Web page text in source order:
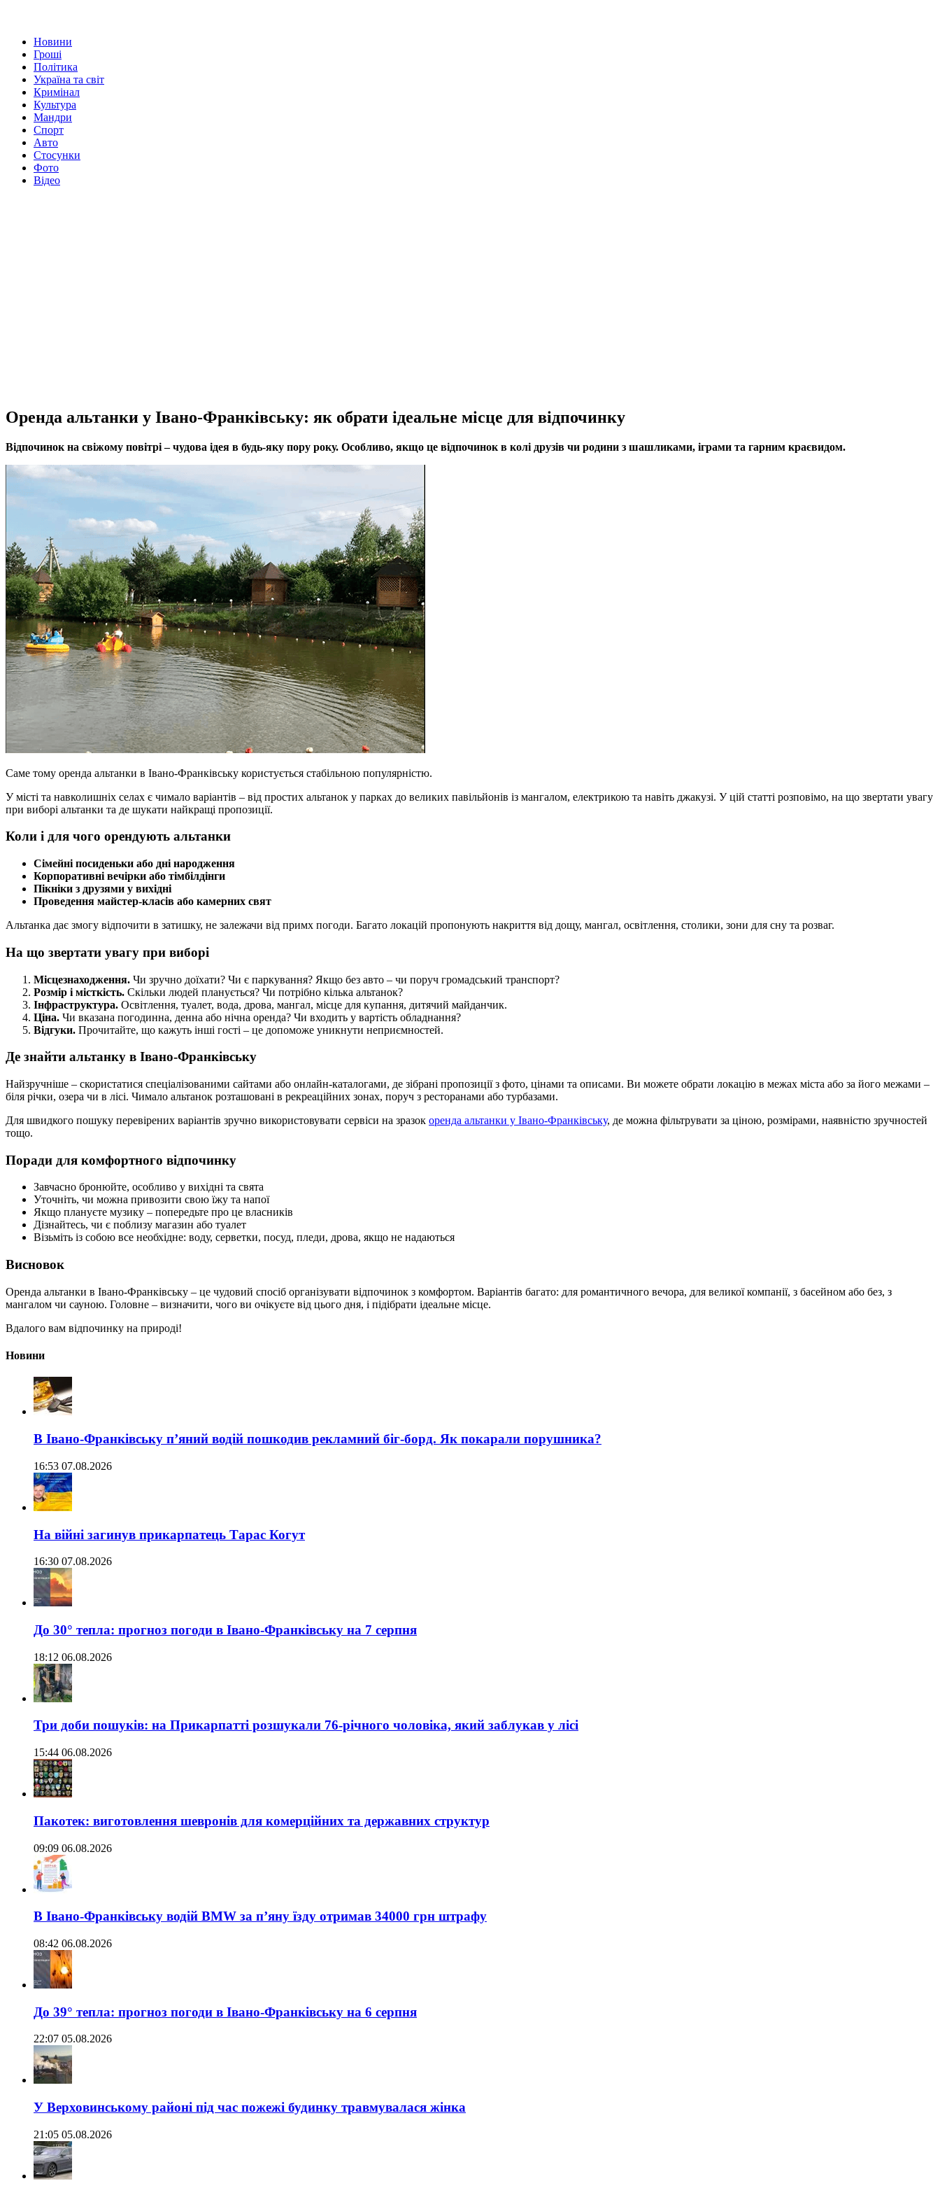
Новини
Гроші
Політика
Україна та світ
Кримінал
Культура
Мандри
Спорт
Авто
Стосунки
Фото
Відео
Оренда альтанки у Івано-Франківську: як обрати ідеальне місце для відпочинку
Відпочинок на свіжому повітрі – чудова ідея в будь-яку пору року. Особливо, якщо це відпочинок в колі друзів чи родини з шашликами, іграми та гарним краєвидом.
Саме тому оренда альтанки в Івано-Франківську користується стабільною популярністю.
У місті та навколишніх селах є чимало варіантів – від простих альтанок у парках до великих павільйонів із мангалом, електрикою та навіть джакузі. У цій статті розповімо, на що звертати увагу
при виборі альтанки та де шукати найкращі пропозиції.
Коли і для чого орендують альтанки
Сімейні посиденьки або дні народження
Корпоративні вечірки або тімбілдінги
Пікніки з друзями у вихідні
Проведення майстер-класів або камерних свят
Альтанка дає змогу відпочити в затишку, не залежачи від примх погоди. Багато локацій пропонують накриття від дощу, мангал, освітлення, столики, зони для сну та розваг.
На що звертати увагу при виборі
Місцезнаходження. Чи зручно доїхати? Чи є паркування? Якщо без авто – чи поруч громадський транспорт?
Розмір і місткість. Скільки людей планується? Чи потрібно кілька альтанок?
Інфраструктура. Освітлення, туалет, вода, дрова, мангал, місце для купання, дитячий майданчик.
Ціна. Чи вказана погодинна, денна або нічна оренда? Чи входить у вартість обладнання?
Відгуки. Прочитайте, що кажуть інші гості – це допоможе уникнути неприємностей.
Де знайти альтанку в Івано-Франківську
Найзручніше – скористатися спеціалізованими сайтами або онлайн-каталогами, де зібрані пропозиції з фото, цінами та описами. Ви можете обрати локацію в межах міста або за його межами –
біля річки, озера чи в лісі. Чимало альтанок розташовані в рекреаційних зонах, поруч з ресторанами або турбазами.
Для швидкого пошуку перевірених варіантів зручно використовувати сервіси на зразок оренда альтанки у Івано-Франківську, де можна фільтрувати за ціною, розмірами, наявністю зручностей
тощо.
Поради для комфортного відпочинку
Завчасно бронюйте, особливо у вихідні та свята
Уточніть, чи можна привозити свою їжу та напої
Якщо плануєте музику – попередьте про це власників
Дізнайтесь, чи є поблизу магазин або туалет
Візьміть із собою все необхідне: воду, серветки, посуд, пледи, дрова, якщо не надаються
Висновок
Оренда альтанки в Івано-Франківську – це чудовий спосіб організувати відпочинок з комфортом. Варіантів багато: для романтичного вечора, для великої компанії, з басейном або без, з
мангалом чи сауною. Головне – визначити, чого ви очікуєте від цього дня, і підібрати ідеальне місце.
Вдалого вам відпочинку на природі!
Новини
В Івано-Франківську п’яний водій пошкодив рекламний біг-борд. Як покарали порушника?
16:53 07.08.2026
На війні загинув прикарпатець Тарас Когут
16:30 07.08.2026
До 30° тепла: прогноз погоди в Івано-Франківську на 7 серпня
18:12 06.08.2026
Три доби пошуків: на Прикарпатті розшукали 76-річного чоловіка, який заблукав у лісі
15:44 06.08.2026
Пакотек: виготовлення шевронів для комерційних та державних структур
09:09 06.08.2026
В Івано-Франківську водій BMW за п’яну їзду отримав 34000 грн штрафу
08:42 06.08.2026
До 39° тепла: прогноз погоди в Івано-Франківську на 6 серпня
22:07 05.08.2026
У Верховинському районі під час пожежі будинку травмувалася жінка
21:05 05.08.2026